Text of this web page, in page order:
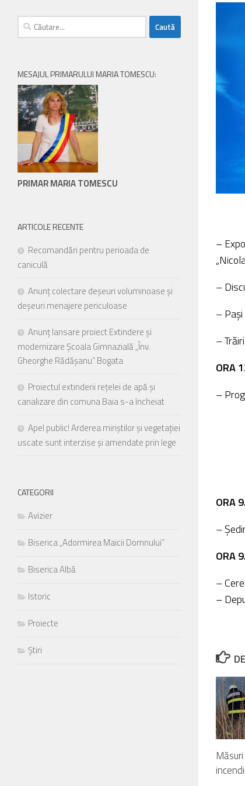
handicap
vedere,
folosesc
cititor
Apasă
Control-
meniu
accesibilitate.
–
–
–
–
ORA
–
ORA
–
ORA
–
–
Caută
după:
MESAJUL PRIMARULUI MARIA TOMESCU:
PRIMAR MARIA TOMESCU
ARTICOLE RECENTE
Recomandări pentru perioada de
caniculă
Anunț colectare deșeuri voluminoase și
deșeuri menajere periculoase
Anunț lansare proiect Extindere și
modernizare Școala Gimnazială „Înv.
Gheorghe Rădășanu” Bogata
Proiectul extinderii rețelei de apă și
canalizare din comuna Baia s-a încheiat
Apel public! Arderea miriștilor și vegetației
uscate sunt interzise și amendate prin lege
CATEGORII
Avizier
Biserica „Adormirea Maicii Domnului”
Biserica Albă
Istoric
Proiecte
Știri